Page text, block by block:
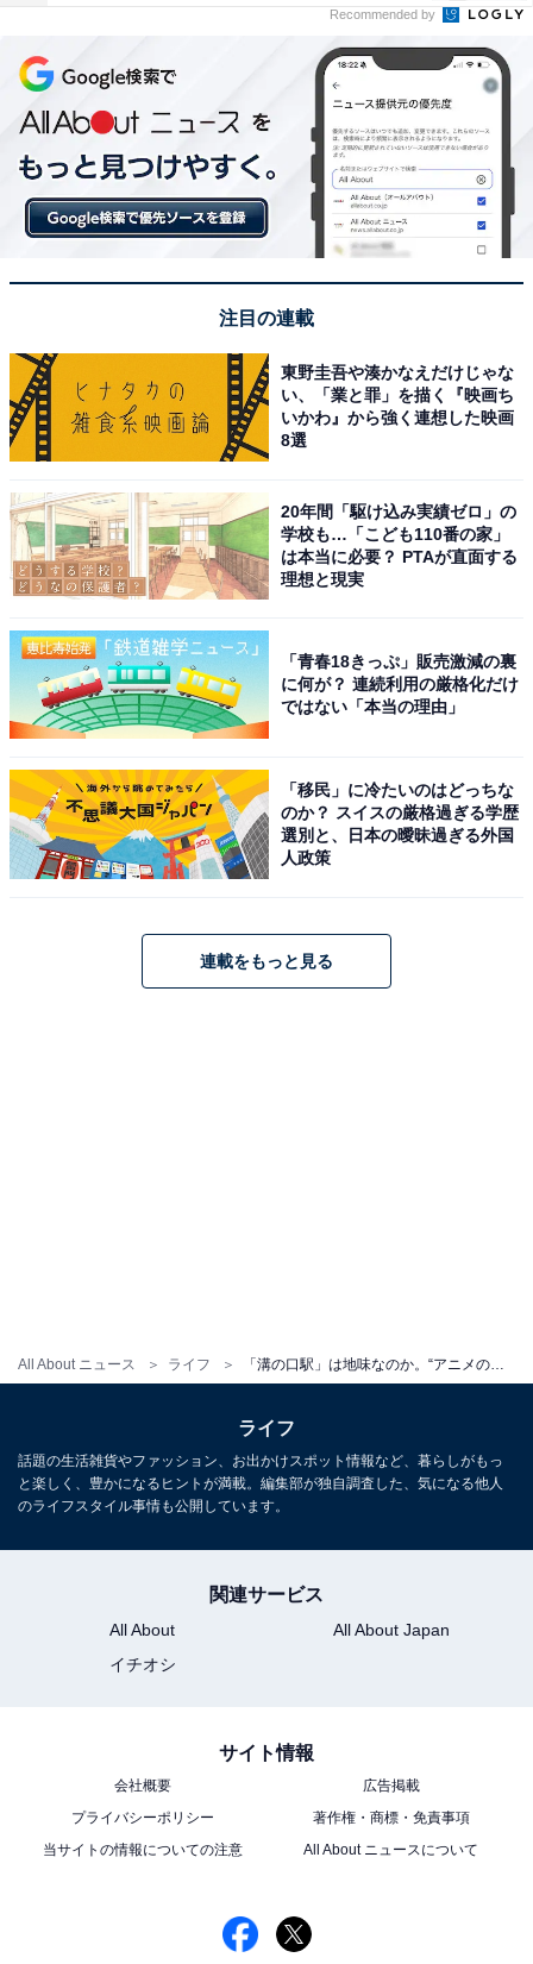
All About ニュース ライフ
Recommended by
注目の連載
東野圭吾や湊かなえだけじゃな
い、「業と罪」を描く『映画ち
いかわ』から強く連想した映画
8選
20年間「駆け込み実績ゼロ」の
学校も…「こども110番の家」
は本当に必要？ PTAが直面する
理想と現実
「青春18きっぷ」販売激減の裏
に何が？ 連続利用の厳格化だけ
ではない「本当の理由」
「移民」に冷たいのはどっちな
のか？ スイスの厳格過ぎる学歴
選別と、日本の曖昧過ぎる外国
人政策
連載をもっと見る
ライフ
話題の生活雑貨やファッション、お出かけスポット情報など、暮らしがもっ
と楽しく、豊かになるヒントが満載。編集部が独自調査した、気になる他人
のライフスタイル事情も公開しています。
関連サービス
All About
All About Japan
イチオシ
サイト情報
会社概要
広告掲載
プライバシーポリシー
著作権・商標・免責事項
当サイトの情報についての注意
All About ニュースについて